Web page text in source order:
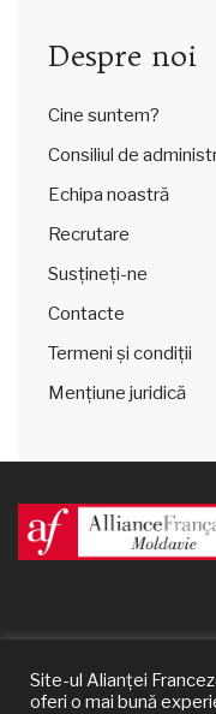
Despre noi
Cine suntem?
Consiliul de
Echipa noastră
Recrutare
Susțineți-ne
Contacte
Termeni și condiții
Mențiune juridică
Site-ul Alianței
oferi o mai bună